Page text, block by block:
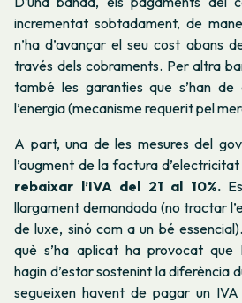
incrementat sobtadament, de
n’ha d’avançar el seu cost abans
través dels cobraments. Per altra
també les garanties que s’han
l’energia (mecanisme requerit pel
A part, una de les mesures del
l’augment de la factura
rebaixar l’IVA del 21 al 10%.Es
llargament demandada (no tractar
de luxe, sinó com a un bé
què s’ha aplicat ha provocat que
hagin d’estar sostenint la diferència
segueixen havent de pagar un IVA